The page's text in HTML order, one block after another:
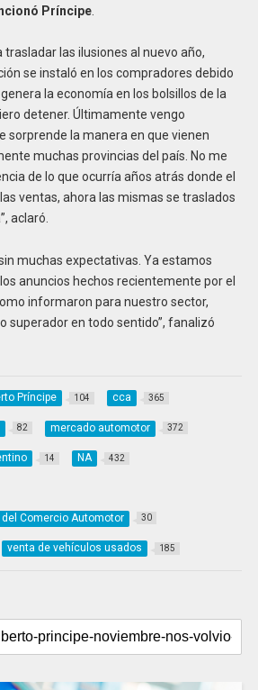
Príncipe.
trasladar las ilusiones al nuevo año,
se instaló en los compradores debido
laeconomía en los bolsillos de la
detener. Últimamente vengo
sorprende la manera en que vienen
muchas provincias del país. No me
de lo que ocurría años atrás donde el
ventas, ahora las mismas se traslados
aclaró.
muchas expectativas. Ya estamos
anuncios hechos recientemente por el
informaron para nuestro sector,
superador en todo sentido”, fanalizó
Príncipe 104 cca 365
82 mercado automotor 372
14 NA 432
Comercio Automotor 30
venta de vehículos usados 185